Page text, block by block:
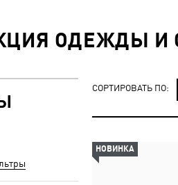
ОДЕЖДЫ И
СОРТИРОВАТЬ ПО:
НОВИНКА